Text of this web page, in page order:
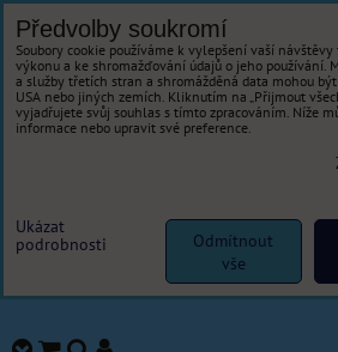
Předvolby soukromí
Soubory cookie používáme k vylepšení vaší
výkonu a ke shromažďování údajů o jeho používání.
a služby třetích stran a shromážděná data mohou
USA nebo jiných zemích. Kliknutím na „Přijmout
vyjadřujete svůj souhlas s tímto zpracováním. Níže
informace nebo upravit své preference.
Ukázat
podrobnosti
Odmítnout
vše